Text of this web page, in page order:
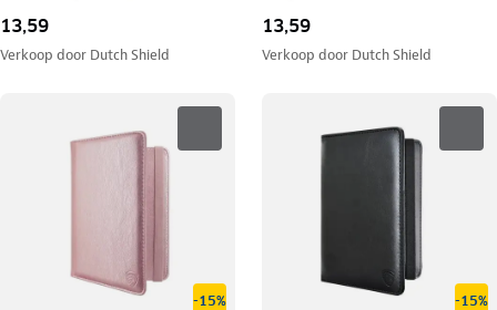
13,59
Verkoop door Dutch Shield
13,59
Verkoop door Dutch Shield
-15% -15%